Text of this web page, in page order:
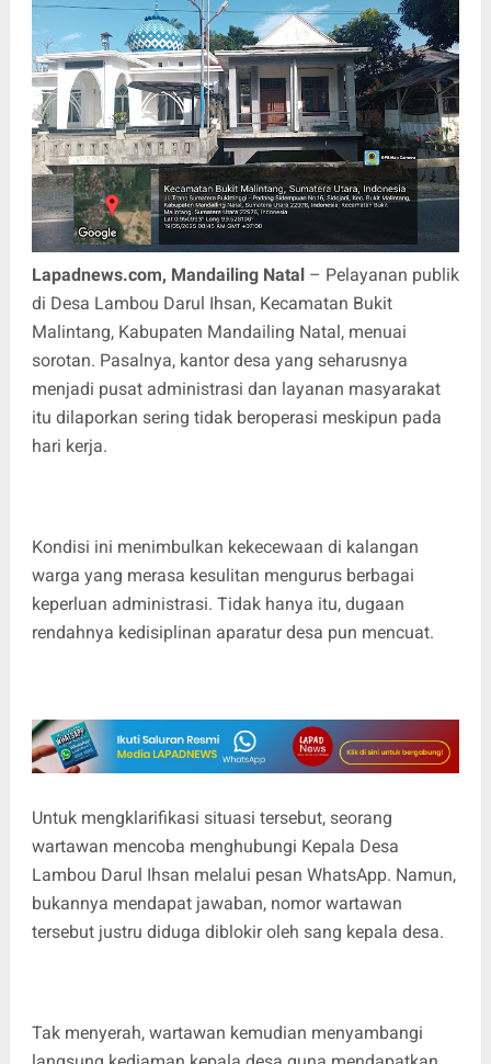
Lapadnews.com, Mandailing Natal– Pelayanan publik
di Desa Lambou Darul Ihsan, Kecamatan Bukit
Malintang, Kabupaten Mandailing Natal, menuai
sorotan. Pasalnya, kantor desa yang seharusnya
menjadi pusat administrasi dan layanan masyarakat
itu dilaporkan sering tidak beroperasi meskipun pada
hari kerja.
Kondisi ini menimbulkan kekecewaan di kalangan
warga yang merasa kesulitan mengurus berbagai
keperluan administrasi. Tidak hanya itu, dugaan
rendahnya kedisiplinan aparatur desa pun mencuat.
Untuk mengklarifikasi situasi tersebut, seorang
wartawan mencoba menghubungi Kepala Desa
Lambou Darul Ihsan melalui pesan WhatsApp. Namun,
bukannya mendapat jawaban, nomor wartawan
tersebut justru diduga diblokir oleh sang kepala desa.
Tak menyerah, wartawan kemudian menyambangi